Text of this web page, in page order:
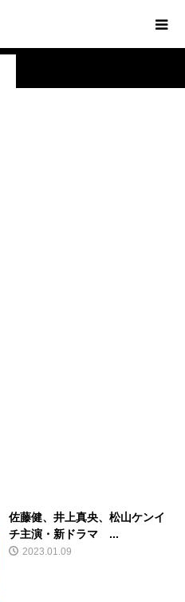
佐藤健、井上真央、松山ケンイ
チ主演・新ドラマ ...
2023.01.09